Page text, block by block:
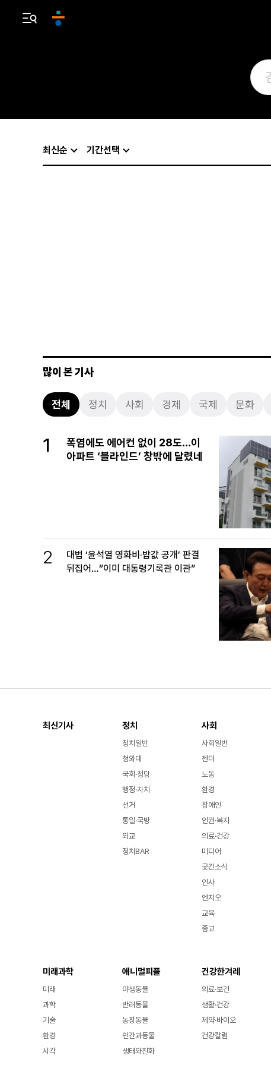
최신순 기간선택
많이 본 기사
전체 정치 사회 경제 국제 문화
1
폭염에도 에어컨 없이 28도…이
아파트 ‘블라인드’ 창밖에 달렸네
2
대법 ‘윤석열 영화비·밥값 공개’ 판결
뒤집어…“이미 대통령기록관 이관”
최신기사 정치
정치일반
청와대
국회·정당
행정·자치
선거
통일·국방
외교
정치BAR
사회
사회일반
젠더
노동
환경
장애인
인권·복지
의료·건강
미디어
궂긴소식
인사
엔지오
교육
종교
미래과학
미래
과학
기술
환경
시각
애니멀피플
야생동물
반려동물
농장동물
인간과동물
생태와진화
건강한겨레
의료·보건
생활·건강
제약·바이오
건강칼럼